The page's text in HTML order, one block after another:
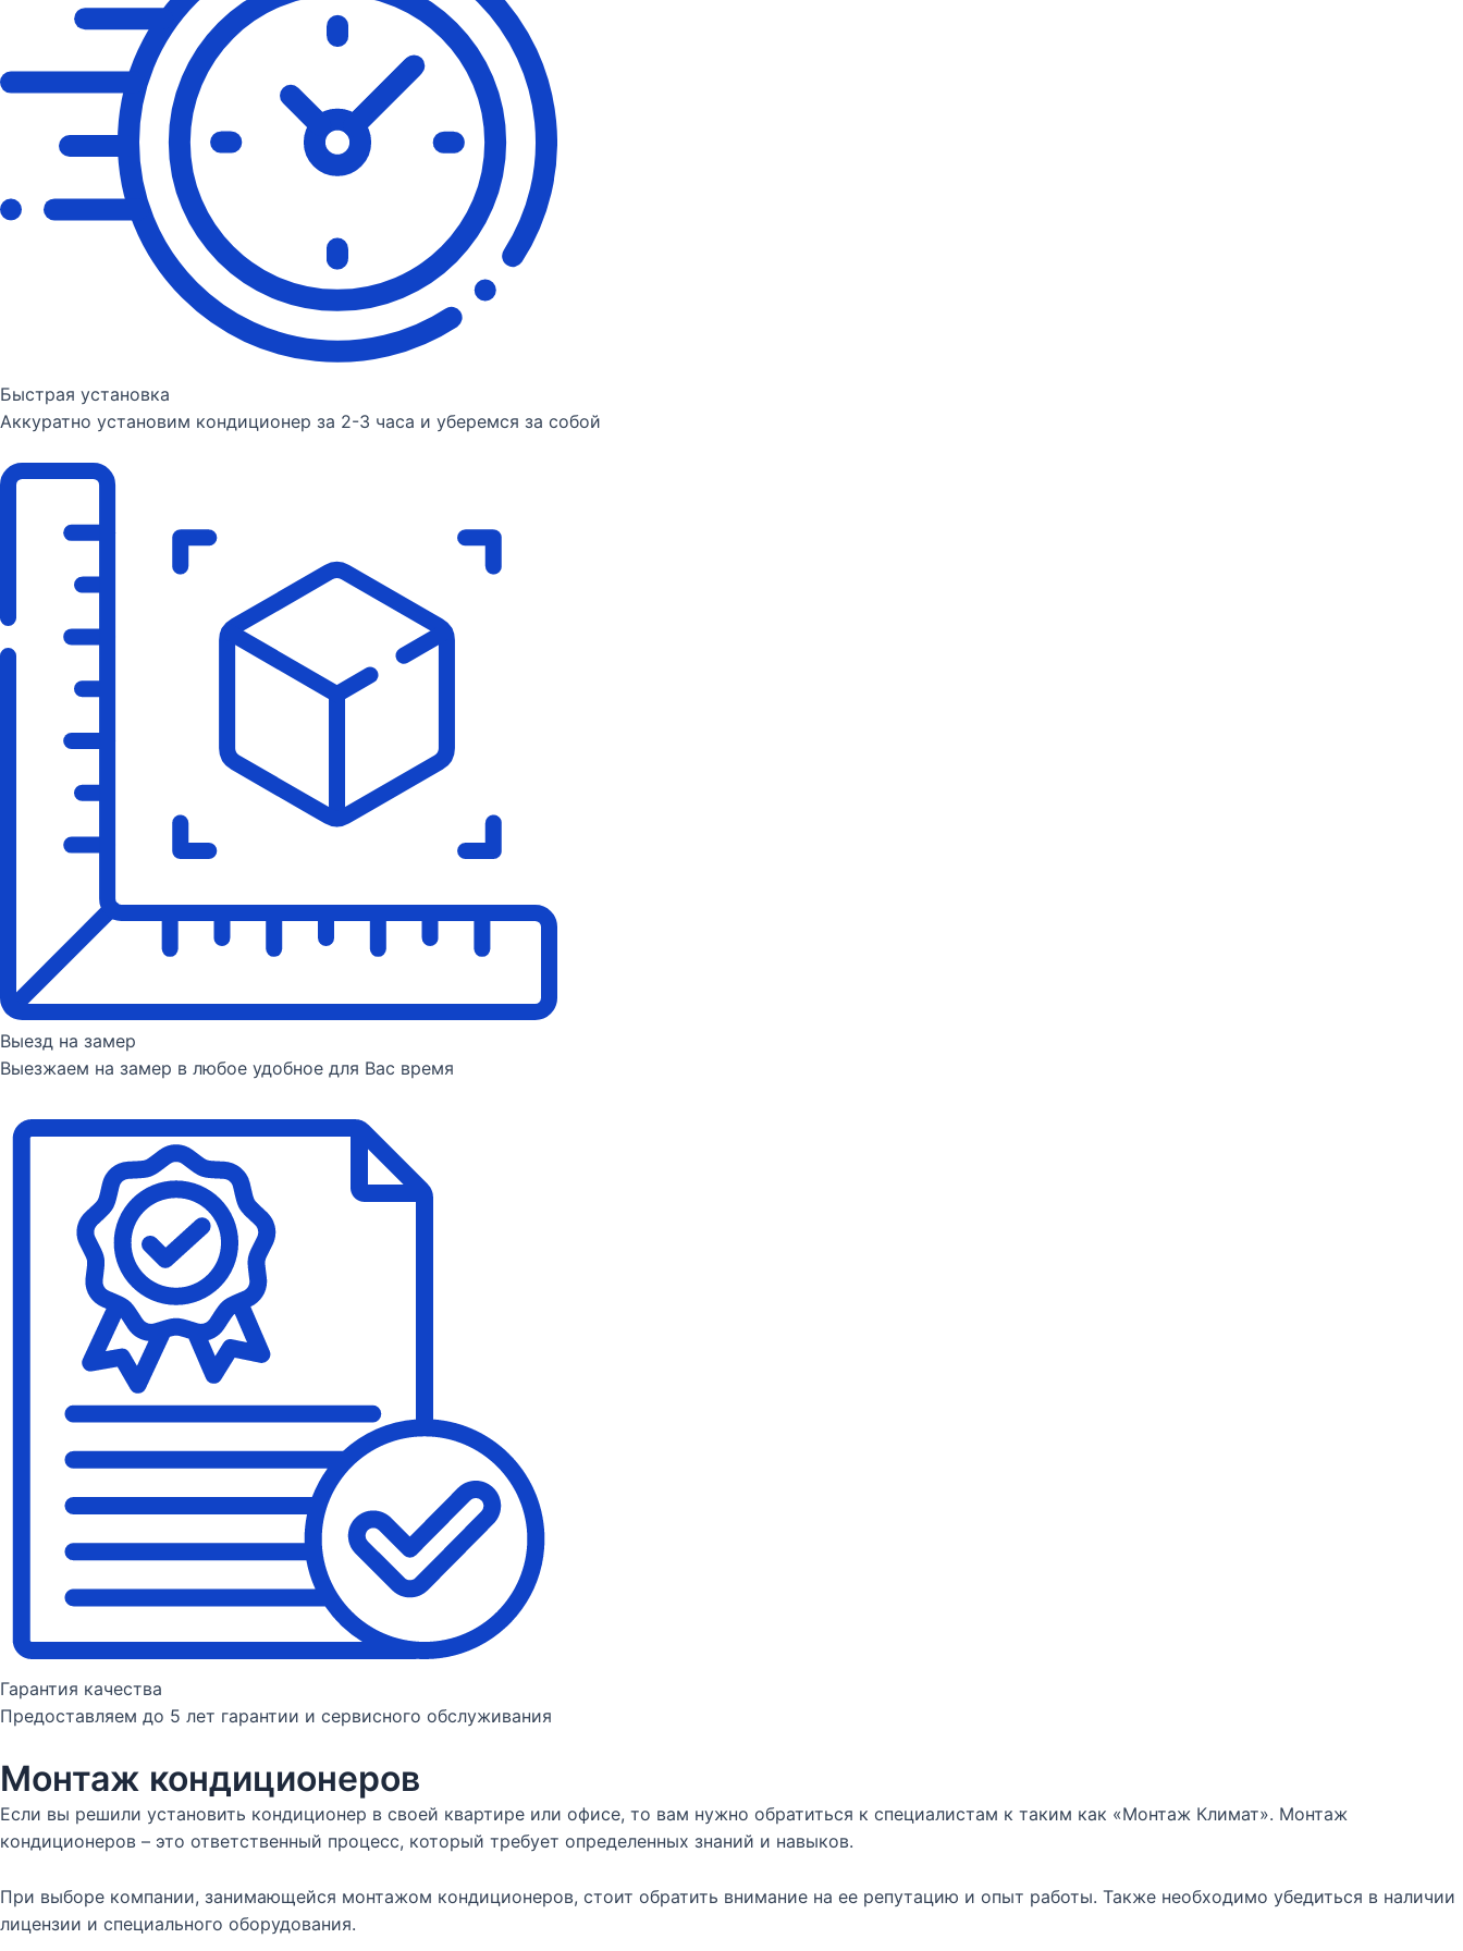
Быстрая установка
Аккуратно установим кондиционер за 2-3 часа и уберемся за собой
Выезд на замер
Выезжаем на замер в любое удобное для Вас время
Гарантия качества
Предоставляем до 5 лет гарантии и сервисного обслуживания
Монтаж кондиционеров
Если вы решили установить кондиционер в своей квартире или офисе, то вам нужно обратиться к специалистам к таким как «Монтаж Климат». Монтаж
кондиционеров – это ответственный процесс, который требует определенных знаний и навыков.
При выборе компании, занимающейся монтажом кондиционеров, стоит обратить внимание на ее репутацию и опыт работы. Также необходимо убедиться в наличии
лицензии и специального оборудования.